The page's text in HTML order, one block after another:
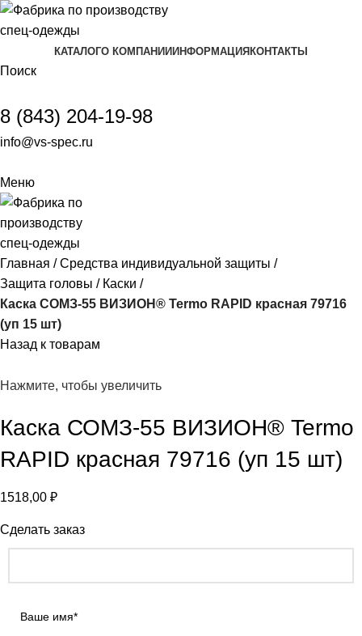
КАТАЛОГО КОМПАНИИ ИНФОРМАЦИЯ КОНТАКТЫ
Поиск
8 (843) 204-19-98
info@vs-spec.ru
Меню
Главная
Средства индивидуальной защиты
Защита головы
Каски
Каска СОМЗ-55 ВИЗИОН® Termo RAPID красная 79716
(уп 15 шт)
Назад к товарам
Нажмите, чтобы увеличить
Каска СОМЗ-55 ВИЗИОН® Termo
RAPID красная 79716 (уп 15 шт)
1518,00 ₽
Сделать заказ